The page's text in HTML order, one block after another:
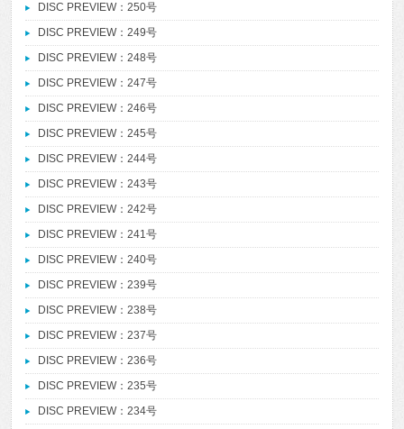
DISC PREVIEW：250号
DISC PREVIEW：249号
DISC PREVIEW：248号
DISC PREVIEW：247号
DISC PREVIEW：246号
DISC PREVIEW：245号
DISC PREVIEW：244号
DISC PREVIEW：243号
DISC PREVIEW：242号
DISC PREVIEW：241号
DISC PREVIEW：240号
DISC PREVIEW：239号
DISC PREVIEW：238号
DISC PREVIEW：237号
DISC PREVIEW：236号
DISC PREVIEW：235号
DISC PREVIEW：234号